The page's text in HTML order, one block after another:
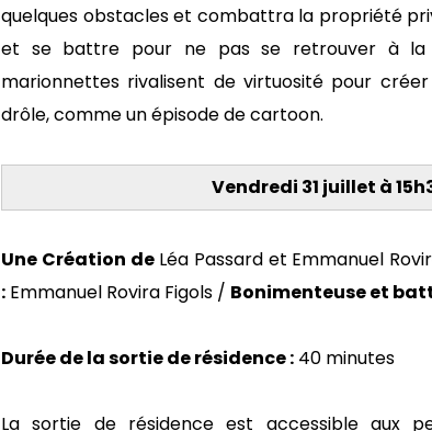
quelques obstacles et combattra la propriété
et se battre pour ne pas se retrouver à la
marionnettes rivalisent de virtuosité pour
drôle, comme un épisode de cartoon.
Vendredi 31 juillet à
Une Création de Léa Passard et Emmanuel
: Emmanuel Rovira Figols / Bonimenteuse et
Durée de la sortie de résidence : 40 minutes
La sortie de résidence est accessible aux